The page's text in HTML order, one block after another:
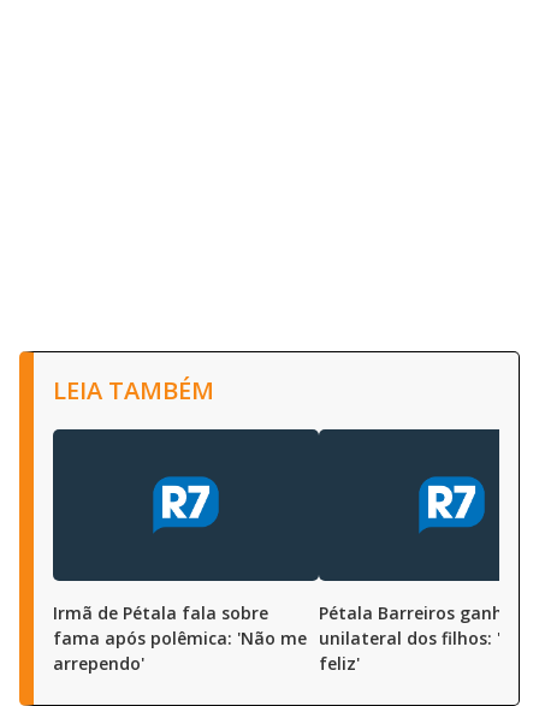
LEIA TAMBÉM
Irmã de Pétala fala sobre
fama após polêmica: 'Não me
arrependo'
Pétala Barreiros ganha
unilateral dos filhos:
feliz'